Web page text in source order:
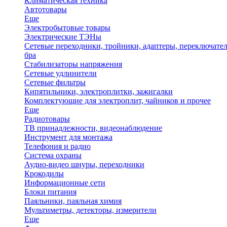
Автотовары
Еще
Электробытовые товары
Электрические ТЭНы
Сетевые переходники, тройники, адаптеры,
бра
Стабилизаторы напряжения
Сетевые удлинители
Сетевые фильтры
Кипятильники, электроплитки, зажигалки
Комплектующие для электроплит, чайников и прочее
Еще
Радиотовары
ТВ принадлежности, видеонаблюдение
Инструмент для монтажа
Телефония и радио
Система охраны
Аудио-видео шнуры, переходники
Крокодилы
Информационные сети
Блоки питания
Паяльники, паяльная химия
Мультиметры, детекторы, измерители
Еще